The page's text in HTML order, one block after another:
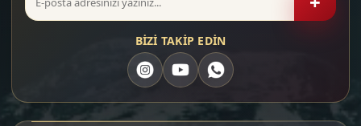
BİZİ TAKİP EDİN